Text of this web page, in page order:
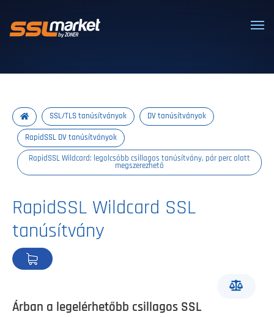
Megbízható SSL/TLS tanúsítványok
SSL/TLS tanúsítványok DV tanúsítványok
RapidSSL DV tanúsítványok
RapidSSL Wildcard: legolcsóbb csillagos tanúsítvány, pár perc alatt
megszerezhető
RapidSSL Wildcard SSL
tanúsítvány
Árban a legelérhetőbb csillagos SSL